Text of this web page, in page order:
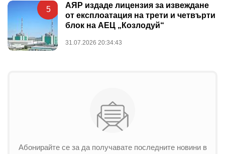
5
АЯР издаде лицензия за извеждане
от експлоатация на трети и четвърти
блок на АЕЦ „Козлодуй“
31.07.2026 20:34:43
Абонирайте се за да получавате последните новини в